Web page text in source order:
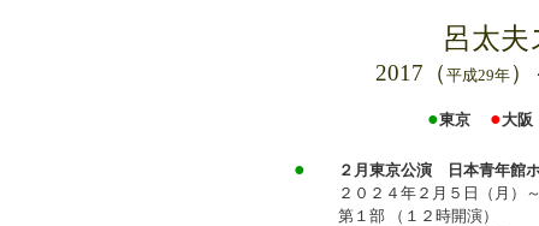
呂太
2017（ 平成29年
●東京 ●大阪
●
２月東京公演 日本青年館
２０２４年２月５日（月）
第１部 （１２時開演）